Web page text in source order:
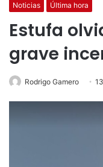
Noticias Última hora
Estufa
grave
Rodrigo Gamero